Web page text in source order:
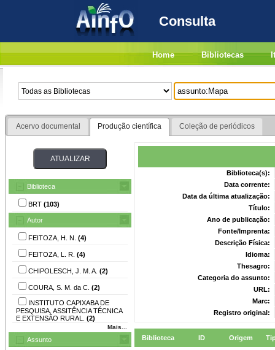
Consulta
Home Bibliotecas
Acervo documental Produção científica Coleção de periódicos
Biblioteca
BRT (103)
Autor
FEITOZA, H. N. (4)
FEITOZA, L. R. (4)
CHIPOLESCH, J. M. A. (2)
COURA, S. M. da C. (2)
INSTITUTO CAPIXABA DE
PESQUISA, ASSITÊNCIA TÉCNICA
E EXTENSÃO RURAL. (2)
Mais...
Assunto
Biblioteca(s):
Data corrente:
Data da última atualização:
Título:
Ano de publicação:
Fonte/Imprenta:
Descrição Física:
Idioma:
Thesagro:
Categoria do assunto:
URL:
Marc:
Registro original:
Biblioteca ID Origem